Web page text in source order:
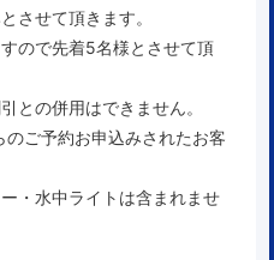
せて頂きます。
ので先着5名様とさせて頂
の併用はできません。
ご予約お申込みされたお客
・水中ライトは含まれませ